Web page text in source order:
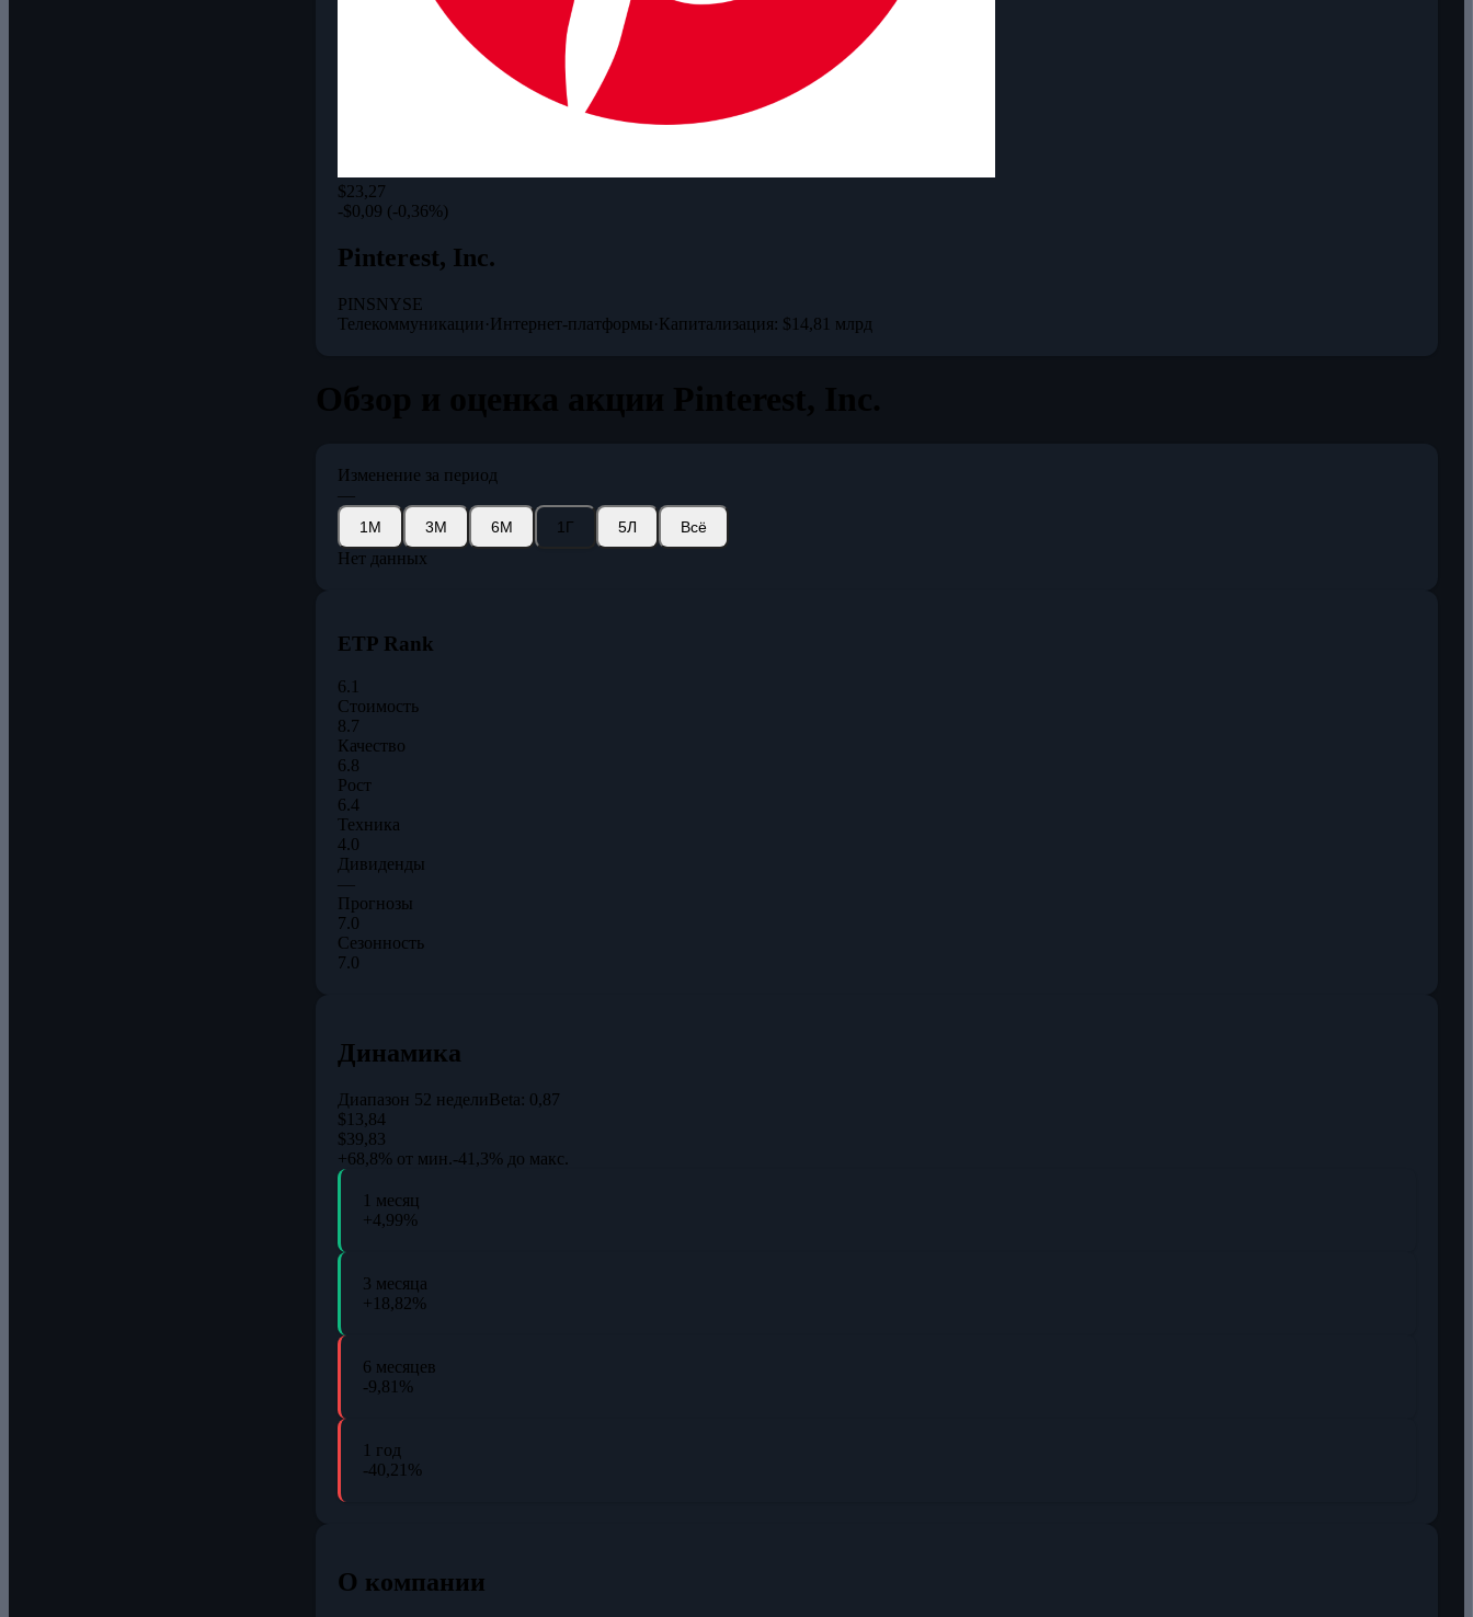
$23,27
-$0,09 (-0,36%)
Pinterest, Inc.
PINSNYSE
Телекоммуникации·Интернет-платформы·Капитализация: $14,81 млрд
Изменение за период
—
1М 3М 6М 1Г 5Л Всё
Нет данных
ETP Rank
6.1
Стоимость
8.7
Качество
6.8
Рост
6.4
Техника
4.0
Дивиденды
—
Прогнозы
7.0
Сезонность
7.0
Динамика
Диапазон 52 неделиBeta: 0,87
$13,84
$39,83
+68,8% от мин.-41,3% до макс.
1 месяц
+4,99%
3 месяца
+18,82%
6 месяцев
-9,81%
1 год
-40,21%
О компании